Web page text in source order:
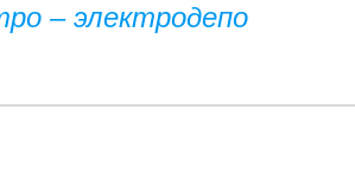
– электродепо